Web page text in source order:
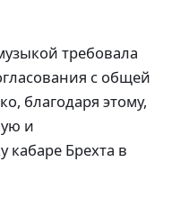
требовала
с общей
благодаря этому,
и
Брехта в